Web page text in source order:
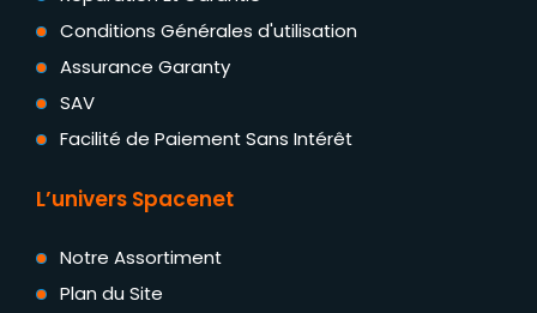
Conditions Générales d'utilisation
Assurance Garanty
SAV
Facilité de Paiement Sans Intérêt
L’univers Spacenet
Notre Assortiment
Plan du Site